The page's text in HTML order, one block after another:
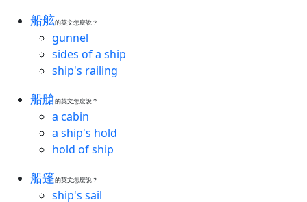
船舷的英文怎麼說？
gunnel
sides of a ship
ship's railing
船艙的英文怎麼說？
a cabin
a ship's hold
hold of ship
船篷的英文怎麼說？
ship's sail